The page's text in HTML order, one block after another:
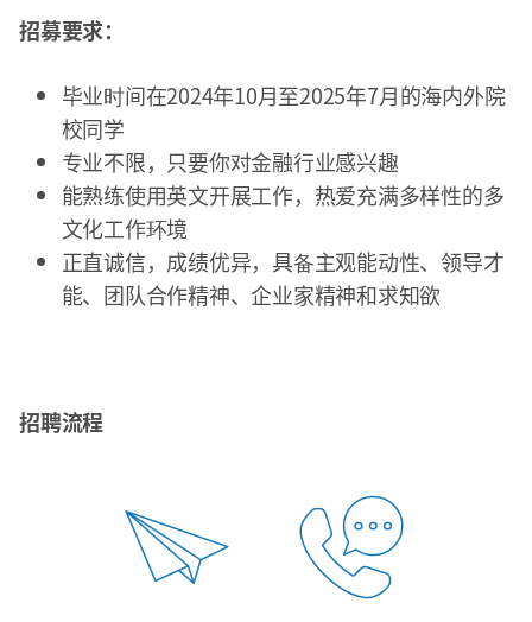
招募要求：
毕业时间在2024年10月至2025年7月的海内外院
校同学
专业不限，只要你对金融行业感兴趣
能熟练使用英文开展工作，热爱充满多样性的多
文化工作环境
正直诚信，成绩优异，具备主观能动性、领导才
能、团队合作精神、企业家精神和求知欲
招聘流程